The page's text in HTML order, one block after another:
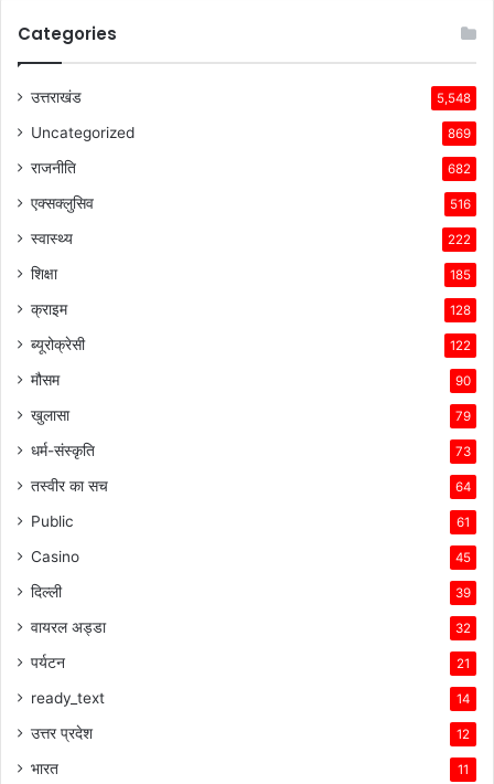
Categories
उत्तराखंड 5,548
Uncategorized 869
राजनीति 682
एक्सक्लुसिव 516
स्वास्थ्य 222
शिक्षा 185
क्राइम 128
ब्यूरोक्रेसी 122
मौसम 90
खुलासा 79
धर्म-संस्कृति 73
तस्वीर का सच 64
Public 61
Casino 45
दिल्ली 39
वायरल अड्डा 32
पर्यटन 21
ready_text 14
उत्तर प्रदेश 12
भारत 11